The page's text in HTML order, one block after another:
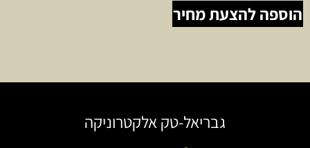
הוספה להצעת מחיר
גבריאל-טק אלקטרוניקה